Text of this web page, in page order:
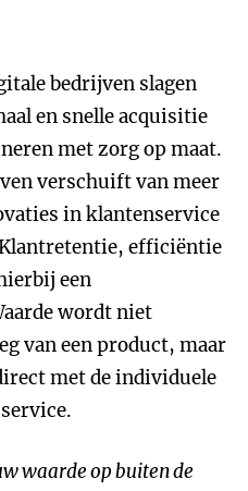
bedrijven slagen
en snelle acquisitie
met zorg op maat.
verschuift van meer
in klantenservice
efficiëntie
een
wordt niet
van een product, maar
met de individuele
waarde op buiten de